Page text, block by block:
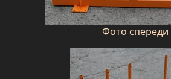
Фото спереди